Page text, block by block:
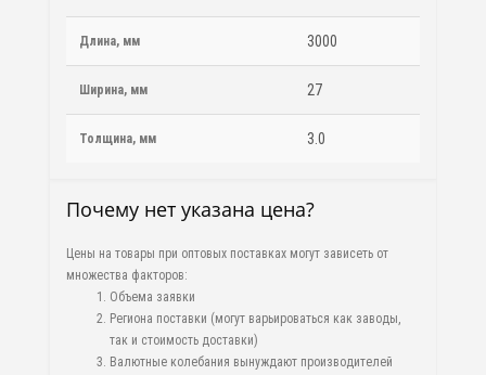
Длина, мм 3000
Ширина, мм 27
Толщина, мм 3.0
Почему нет указана цена?
Цены на товары при оптовых поставках могут зависеть от
множества факторов:
Объема заявки
Региона поставки (могут варьироваться как заводы,
так и стоимость доставки)
Валютные колебания вынуждают производителей